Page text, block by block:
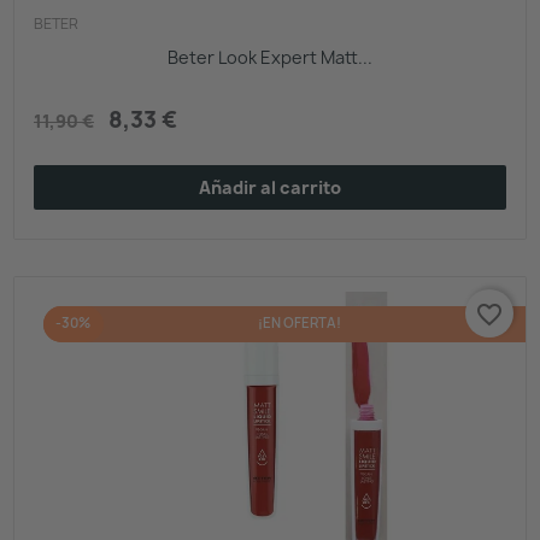
BETER
Beter Look Expert Matt...
11,90 € 8,33 €
Añadir al carrito
¡EN OFERTA!
-30% favorite_border